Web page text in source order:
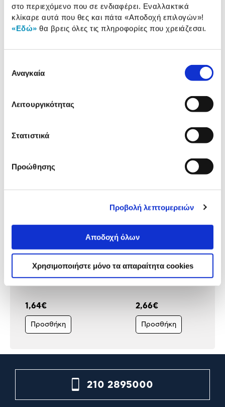
στο περιεχόμενο που σε ενδιαφέρει. Εναλλακτικά
κλίκαρε αυτά που θες και πάτα «Αποδοχή επιλογών»!
«Εδώ» θα βρεις όλες τις πληροφορίες που χρειάζεσαι.
συγκατάθεσης
Αναγκαία
Λειτουργικότητας
Στατιστικά
Προώθησης
Προβολή λεπτομερειών
Αποδοχή όλων
Χρησιμοποιήστε μόνο τα απαραίτητα cookies
Αναλυτική
Αναλυτική παρουσίαση
προϊόντος
Αξιολογήσεις
Δες τι κλίκαραν όσοι είδαν το ίδιο
Sentio Ανδρικό Πορτοφόλι
1,64€
Προσθήκη
Sentio Ανδρικό
2,66€
Προσθήκη
210 2895000